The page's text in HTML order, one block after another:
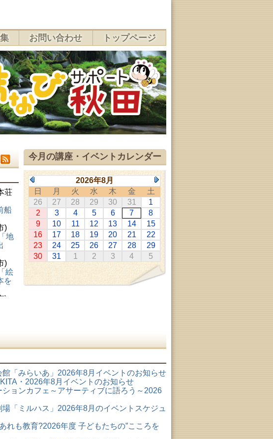
お問い合わせ トップページ
荘
船
)
地
)
絵
を
)
障
)
防
)
熟
)
)
今月の講座・イベントカレンダー
2026年8月
日
月 火 水 木 金
土
26
27 28 29 30 31
1
2
3 4 5 6 7
8
9
10 11 12 13 14
15
16
17 18 19 20 21
22
23
24 25 26 27 28
29
30
31 1 2 3 4 5
「みらいあ」2026年8月イベントのお知らせ
・2026年8月イベントのお知らせ
ョンカフェ～アサーティブに語ろう～2026
「ミルハス」2026年8月のイベントスケジュ
れも教育?2026年度 子どもたちの”こころを